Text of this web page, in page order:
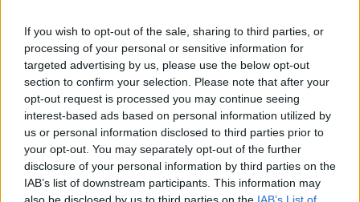
If you wish to opt-out of the sale, sharing to third parties, or
processing of your personal or sensitive information for
targeted advertising by us, please use the below opt-out
section to confirm your selection. Please note that after your
opt-out request is processed you may continue seeing
interest-based ads based on personal information utilized by
us or personal information disclosed to third parties prior to
your opt-out. You may separately opt-out of the further
disclosure of your personal information by third parties on the
IAB’s list of downstream participants. This information may
also be disclosed by us to third parties on the IAB’s List of
Πολιτείας και των θεσμών της να υποστηρίζουν
στρατηγικές επενδύσεις με ταχύτητα,
αποτελεσματικότητα, και διαφάνεια».
Ανακαίνιση κατοικίας: Άνοιξε η πλατφόρμα για
τις βεβαιώσεις επιλεξιμότητας
Ψηφιακός φάκελος ακινήτων: Έρχεται το νέο
μητρώο για εκατομμύρια ιδιοκτήτες